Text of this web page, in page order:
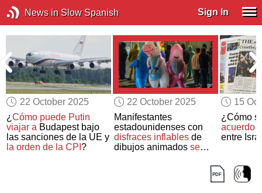
News in Slow Spanish Sign In
22 October 2025
¿Cómo puede Putin
viajar a Budapest bajo
las sanciones de la UE y
la orden de la CPI?
22 October 2025
Manifestantes
estadounidenses con
disfraces inflablesde
dibujos animados se
15
¿Cómo
acuerdo
entre